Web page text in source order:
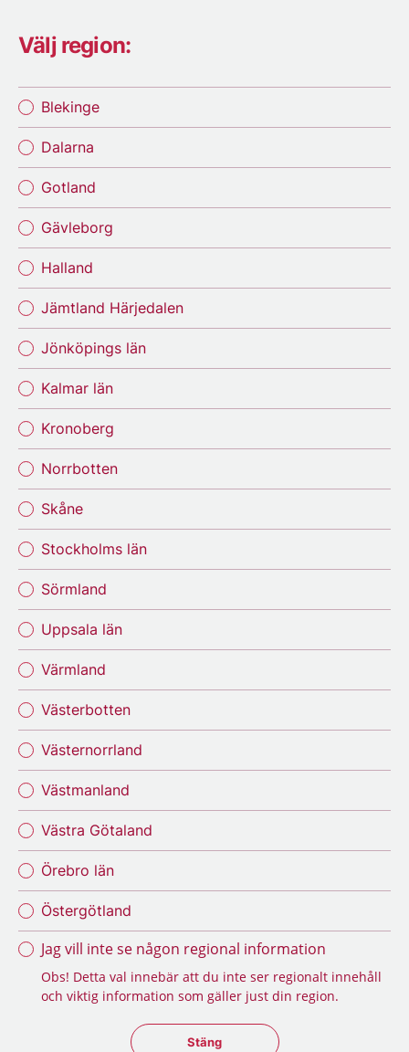
Välj region:
Blekinge
Dalarna
Gotland
Gävleborg
Halland
Jämtland Härjedalen
Jönköpings län
Kalmar län
Kronoberg
Norrbotten
Skåne
Stockholms län
Sörmland
Uppsala län
Värmland
Västerbotten
Västernorrland
Västmanland
Västra Götaland
Örebro län
Östergötland
Jag vill inte se någon regional information
Obs! Detta val innebär att du inte ser regionalt innehåll
och viktig information som gäller just din region.
Stäng regionsväljaren
Stäng